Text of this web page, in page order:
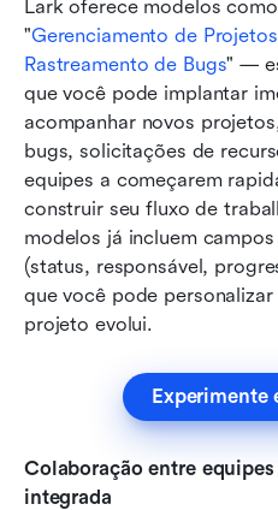
Lark oferece modelos
"Gerenciamento de Projetos
Rastreamento de Bugs" —
que você pode implantar
acompanhar novos
bugs, solicitações de
equipes a começarem
construir seu fluxo de
modelos já incluem
(status, responsável,
que você pode
projeto evolui.
Experimente
Colaboração entre
integrada